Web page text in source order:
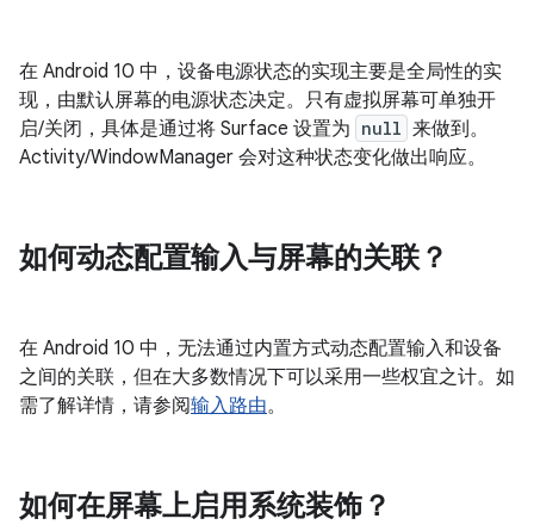
在 Android 10 中，设备电源状态的实现主要是全局性的实
现，由默认屏幕的电源状态决定。只有虚拟屏幕可单独开
启/关闭，具体是通过将 Surface 设置为 null 来做到。
Activity/WindowManager 会对这种状态变化做出响应。
如何动态配置输入与屏幕的关联？
在 Android 10 中，无法通过内置方式动态配置输入和设备
之间的关联，但在大多数情况下可以采用一些权宜之计。如
需了解详情，请参阅输入路由。
如何在屏幕上启用系统装饰？